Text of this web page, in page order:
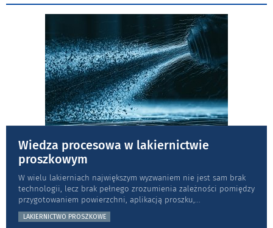
Wiedza procesowa w lakiernictwie
proszkowym
W wielu lakierniach największym wyzwaniem nie jest sam brak
technologii, lecz brak pełnego zrozumienia zależności pomiędzy
przygotowaniem powierzchni, aplikacją proszku,...
LAKIERNICTWO PROSZKOWE